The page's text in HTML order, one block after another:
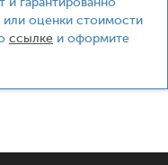
или оценки стоимости
ссылке и оформите